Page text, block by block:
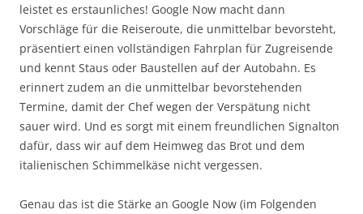
leistet es erstaunliches! Google Now macht dann
Vorschläge für die Reiseroute, die unmittelbar bevorsteht,
präsentiert einen vollständigen Fahrplan für Zugreisende
und kennt Staus oder Baustellen auf der Autobahn. Es
erinnert zudem an die unmittelbar bevorstehenden
Termine, damit der Chef wegen der Verspätung nicht
sauer wird. Und es sorgt mit einem freundlichen Signalton
dafür, dass wir auf dem Heimweg das Brot und dem
italienischen Schimmelkäse nicht vergessen.
Genau das ist die Stärke an Google Now (im Folgenden